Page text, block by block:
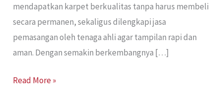
mendapatkan karpet berkualitas tanpa harus membeli
secara permanen, sekaligus dilengkapi jasa
pemasangan oleh tenaga ahli agar tampilan rapi dan
aman. Dengan semakin berkembangnya […]
Read More »